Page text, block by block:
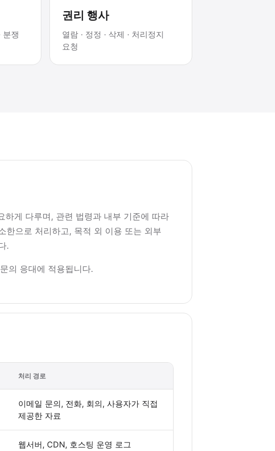
분쟁
권리 행사
열람 · 정정 · 삭제 · 처리정지
요청
게 다루며, 관련 법령과 내부 기준에 따라
한으로 처리하고, 목적 외 이용 또는 외부
.
의 응대에 적용됩니다.
처리 경로
이메일 문의, 전화, 회의, 사용자가 직접
제공한 자료
웹서버, CDN, 호스팅 운영 로그